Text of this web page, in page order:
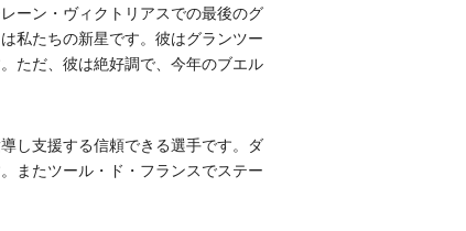
ーン・ヴィクトリアスでの最後のグ
私たちの新星です。彼はグランツー
ただ、彼は絶好調で、今年のブエル
し支援する信頼できる選手です。ダ
またツール・ド・フランスでステー